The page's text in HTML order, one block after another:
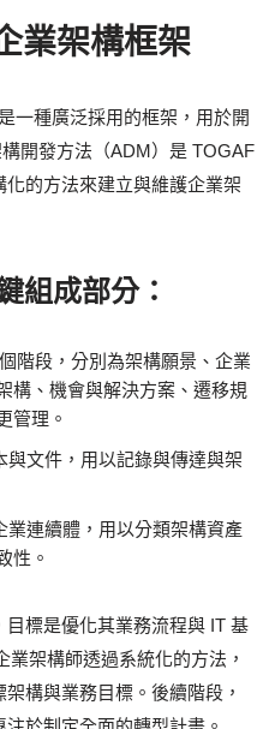
業架構框架
一種廣泛採用的框架，用於開
開發方法（ADM）是 TOGAF
的方法來建立與維護企業架
組成部分：
階段，分別為架構願景、企業
構、機會與解決方案、遷移規
管理。
文件，用以記錄與傳達與架
連續體，用以分類架構資產
性。
標是優化其業務流程與 IT 基
架構師透過系統化的方法，
構與業務目標。後續階段，